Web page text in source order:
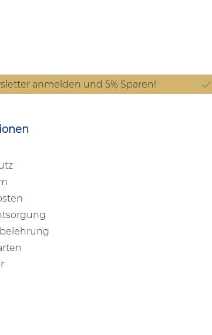
anmelden und 5% Sparen!